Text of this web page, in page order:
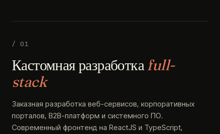
/ 01
Кастомная разработкаfull-
stack
Заказная разработка веб-сервисов, корпоративных
порталов, B2B-платформ и системного ПО.
Современный фронтенд на ReactJS и TypeScript,